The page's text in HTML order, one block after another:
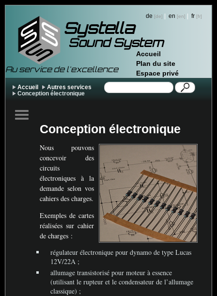
Systella
Au service de l'excellence
Sound System
de | en | fr
Accueil
Plan du site
Espace privé
Accueil
Autres services
Conception électronique
Conception électronique
Nous pouvons
concevoir des
circuits
électroniques à la
demande selon vos
cahiers des charges.
Exemples de cartes
réalisées sur cahier
de charges :
régulateur électronique pour dynamo de type Lucas
12V/22A ;
allumage transistorisé pour moteur à essence
(utilisant le rupteur et le condensateur de l’allumage
classique) ;